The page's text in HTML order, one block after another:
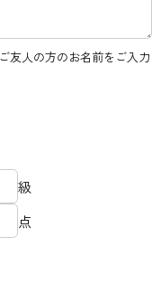
友人の方のお名前をご入力
級
点